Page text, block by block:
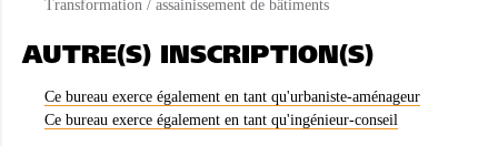
Transformation / assainissement de bâtiments
AUTRE(S) INSCRIPTION(S)
Ce bureau exerce également en tant qu'urbaniste-aménageur
Ce bureau exerce également en tant qu'ingénieur-conseil